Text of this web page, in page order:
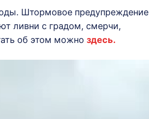
Штормовое предупреждение
ливни с градом, смерчи,
об этом можно здесь.